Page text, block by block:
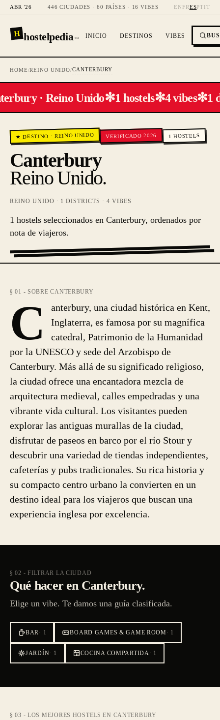
ABR '26 446 CIUDADES · 60 PAÍSES · 16 VIBES EN FRESPTIT
H hostelpedia™ INICIO DESTINOS VIBES
HOME/REINO UNIDO/CANTERBURY
· Reino Unido✻1 hostels✻4 vibes✻1
★ DESTINO ·REINO UNIDO VERIFICADO 2026 1 HOSTELS
Canterbury
Reino Unido.
REINO UNIDO · 1 DISTRICTS · 4 VIBES
1 hostels seleccionados en Canterbury, ordenados por
nota de viajeros.
§ 01 - SOBRE CANTERBURY
C
anterbury, una ciudad histórica en Kent,
Inglaterra, es famosa por su magnífica
catedral, Patrimonio de la Humanidad
por la UNESCO y sede del Arzobispo de
Canterbury. Más allá de su significado religioso,
la ciudad ofrece una encantadora mezcla de
arquitectura medieval, calles empedradas y una
vibrante vida cultural. Los visitantes pueden
explorar las antiguas murallas de la ciudad,
disfrutar de paseos en barco por el río Stour y
descubrir una variedad de tiendas independientes,
cafeterías y pubs tradicionales. Su rica historia y
su compacto centro urbano la convierten en un
destino ideal para los viajeros que buscan una
experiencia inglesa por excelencia.
§ 02 - FILTRAR LA CIUDAD
Qué hacer en Canterbury.
Elige un vibe. Te damos una guía clasificada.
BAR· 1 BOARD GAMES & GAME ROOM· 1
JARDÍN· 1 COCINA COMPARTIDA· 1
§ 03 - LOS MEJORES HOSTELS EN CANTERBURY